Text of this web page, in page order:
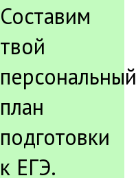
Составим
твой
персональный
план
подготовки
к ЕГЭ.